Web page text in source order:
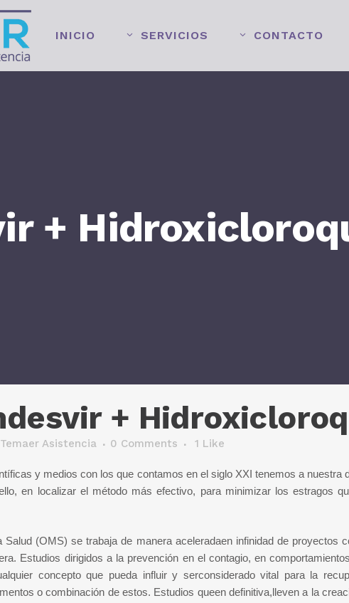
INICIO SERVICIOS CONTACTO
+
+
Temaer Asistencia 0 Comments 1 Like
y medios con los que contamos en el siglo XXI tenemos a nuestra
en localizar el método más efectivo, para minimizar los estragos
Salud (OMS) se trabaja de manera aceleradaen infinidad de proyectos
Estudios dirigidos a la prevención en el contagio, en
concepto que pueda influir y serconsiderado vital para la
o combinación de estos. Estudios queen definitiva,lleven a la